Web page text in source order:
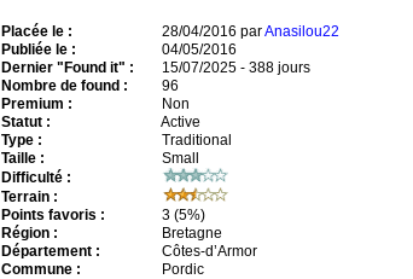
Placée le : 28/04/2016 parAnasilou22
Publiée le :
04/05/2016
Dernier "Found it" :
15/07/2025 - 388 jours
Nombre de found :
96
Premium :
Non
Statut :
Active
Type :
Traditional
Taille :
Small
Difficulté :
Terrain :
Points favoris :
3 (5%)
Région :
Bretagne
Département :
Côtes-d’Armor
Commune :
Pordic